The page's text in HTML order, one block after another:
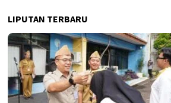
LIPUTAN TERBARU